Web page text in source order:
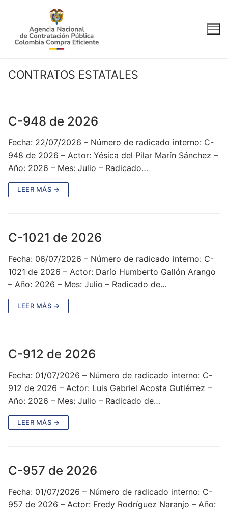
contenido
CONTRATOS ESTATALES
C-948 de 2026
Fecha: 22/07/2026 – Número de radicado interno: C-
948 de 2026 – Actor: Yésica del Pilar Marín Sánchez –
Año: 2026 – Mes: Julio – Radicado…
LEER MÁS →
C-1021 de 2026
Fecha: 06/07/2026 – Número de radicado interno: C-
1021 de 2026 – Actor: Darío Humberto Gallón Arango
– Año: 2026 – Mes: Julio – Radicado de…
LEER MÁS →
C-912 de 2026
Fecha: 01/07/2026 – Número de radicado interno: C-
912 de 2026 – Actor: Luis Gabriel Acosta Gutiérrez –
Año: 2026 – Mes: Julio – Radicado de…
LEER MÁS →
C-957 de 2026
Fecha: 01/07/2026 – Número de radicado interno: C-
957 de 2026 – Actor: Fredy Rodríguez Naranjo – Año: